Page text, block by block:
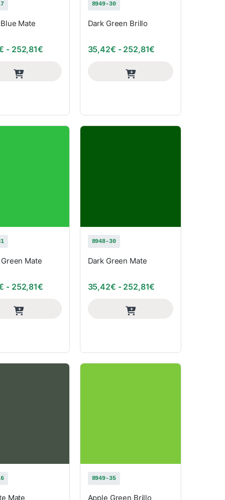
desde 35,42€ hasta 252,81€
Mate
- 252,81€Rango de precios: desde 35,42€ hasta 252,81€
8949-30
Dark Green Brillo
35,42€ - 252,81€
desde 35,42€ hasta 252,81€
Mate
- 252,81€Rango de precios: desde 35,42€ hasta 252,81€
8948-30
Dark Green Mate
35,42€ - 252,81€
Mate
8949-35
Apple Green Brillo